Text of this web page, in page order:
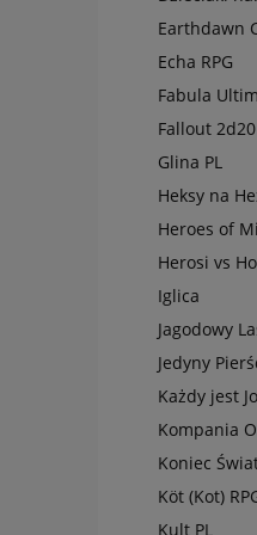
Earthdawn
Echa RPG
Fabula
Fallout 2d20
Glina PL
Heksy na
Heroes of
Herosi vs
Iglica
Jagodowy
Jedyny
Każdy jest
Kompania
Koniec
Köt (Kot)
Kult PL